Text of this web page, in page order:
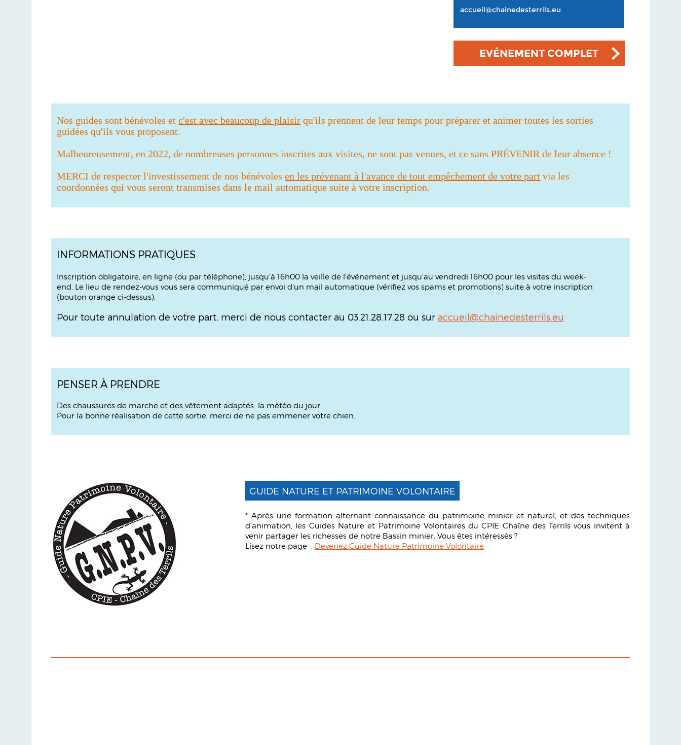
accueil@chainedesterrils.eu
EVÉNEMENT COMPLET
Nos guides sont bénévoles etc'est avec beaucoup de plaisir qu'ils prennent de leur temps pour préparer et animer toutes les sorties
guidées qu'ils vous proposent.
Malheureusement, en 2022, de nombreuses personnes inscrites aux visites, ne sont pas venues, et ce sans PRÉVENIR de leur absence !
MERCI de respecter l'investissement de nos bénévolesen les prévenant à l'avance de tout empêchement de votre part via les
coordonnées qui vous seront transmises dans le mail automatique suite à votre inscription.
INFORMATIONS PRATIQUES
Inscription obligatoire, en ligne (ou par téléphone), jusqu'à 16h00 la veille de l'événement et jusqu'au vendredi 16h00 pour les visites du week-
end. Le lieu de rendez-vous vous sera communiqué par envoi d'un mail automatique (vérifiez vos spams et promotions) suite à votre inscription
(bouton orange ci-dessus).
Pour toute annulation de votre part, merci de nous contacter au 03.21.28.17.28 ou sur accueil@chainedesterrils.eu
PENSER À PRENDRE
Des chaussures de marche et des vêtement adaptés la météo du jour.
Pour la bonne réalisation de cette sortie, merci de ne pas emmener votre chien.
GUIDE NATURE ET PATRIMOINE VOLONTAIRE
* Après une formation alternant connaissance du patrimoine minier et naturel, et des techniques
d'animation, les Guides Nature et Patrimoine Volontaires du CPIE Chaîne des Terrils vous invitent à
venir partager les richesses de notre Bassin minier. Vous êtes intéressés ?
Lisez notre page : Devenez Guide Nature Patrimoine Volontaire